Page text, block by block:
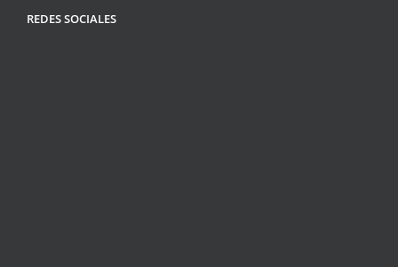
REDES SOCIALES